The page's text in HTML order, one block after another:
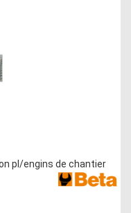
pl/engins de chantier